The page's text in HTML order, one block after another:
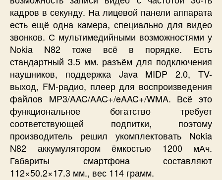
кадров в секунду. На лицевой панели аппарата
есть ещё одна камера, специально для видео
звонков. С мультимедийными возможностями у
Nokia N82 тоже всё в порядке. Есть
стандартный 3.5 мм. разъём для подключения
наушников, поддержка Java MIDP 2.0, TV-
выход, FM-радио, плеер для воспроизведения
файлов MP3/AAC/AAC+/eAAC+/WMA. Всё это
функциональное богатство требует
соответствующей подпитки, поэтому
производитель решил укомплектовать Nokia
N82 аккумулятором ёмкостью 1200 мАч.
Габариты смартфона составляют
112×50.2×17.3 мм., вес 114 грамм.